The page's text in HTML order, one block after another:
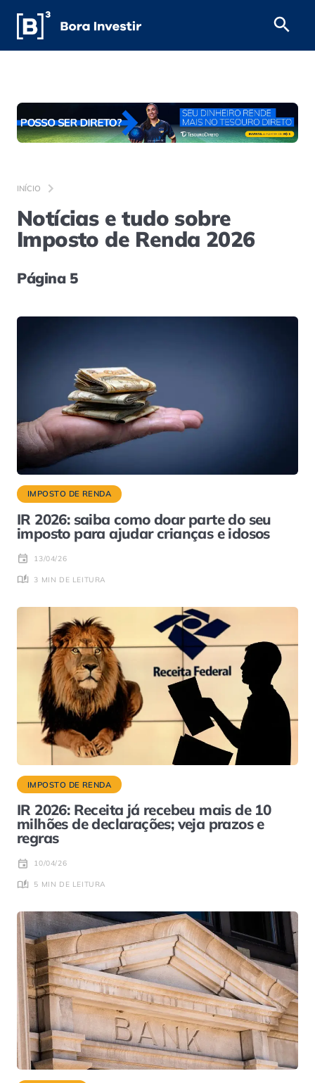
INÍCIO
Notícias e tudo sobre
Imposto de Renda 2026
Página 5
IMPOSTO DE RENDA
IR 2026: saiba como doar parte do seu
imposto para ajudar crianças e idosos
13/04/26
3 MIN DE LEITURA
IMPOSTO DE RENDA
IR 2026: Receita já recebeu mais de 10
milhões de declarações; veja prazos e
regras
10/04/26
5 MIN DE LEITURA